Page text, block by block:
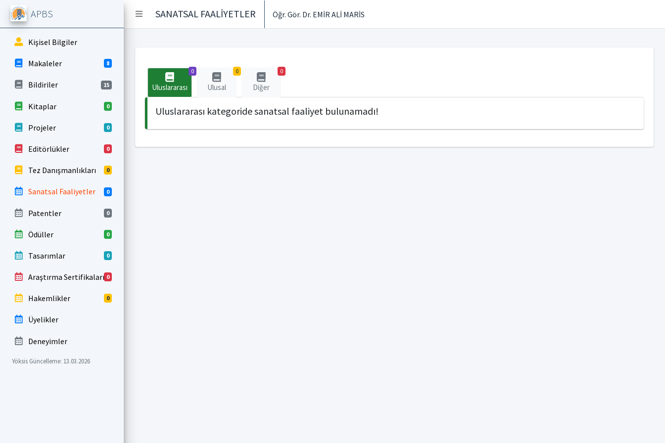
SANATSAL FAALİYETLER Öğr. Gör. Dr. EMİR ALİ MARİS
APBS
Kişisel Bilgiler
Makaleler 8
Bildiriler 15
Kitaplar 0
Projeler 0
Editörlükler 0
Tez Danışmanlıkları 0
Sanatsal Faaliyetler 0
Patentler 0
Ödüller 0
Tasarımlar 0
Araştırma Sertifikaları 0
Hakemlikler 0
Üyelikler
Deneyimler
Yöksis Güncelleme: 13.03.2026
0
Uluslararası
0
Ulusal
0
Diğer
Uluslararası kategoride sanatsal faaliyet bulunamadı!